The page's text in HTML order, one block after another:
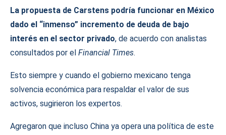
La propuesta de Carstens podría funcionar en México
dado el “inmenso” incremento de deuda de bajo
interés en el sector privado, de acuerdo con analistas
consultados por el Financial Times.
Esto siempre y cuando el gobierno mexicano tenga
solvencia económica para respaldar el valor de sus
activos, sugirieron los expertos.
Agregaron que incluso China ya opera una política de este